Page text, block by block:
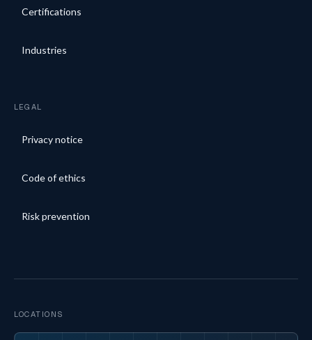
Certifications
Industries
LEGAL
Privacy notice
Code of ethics
Risk prevention
LOCATIONS